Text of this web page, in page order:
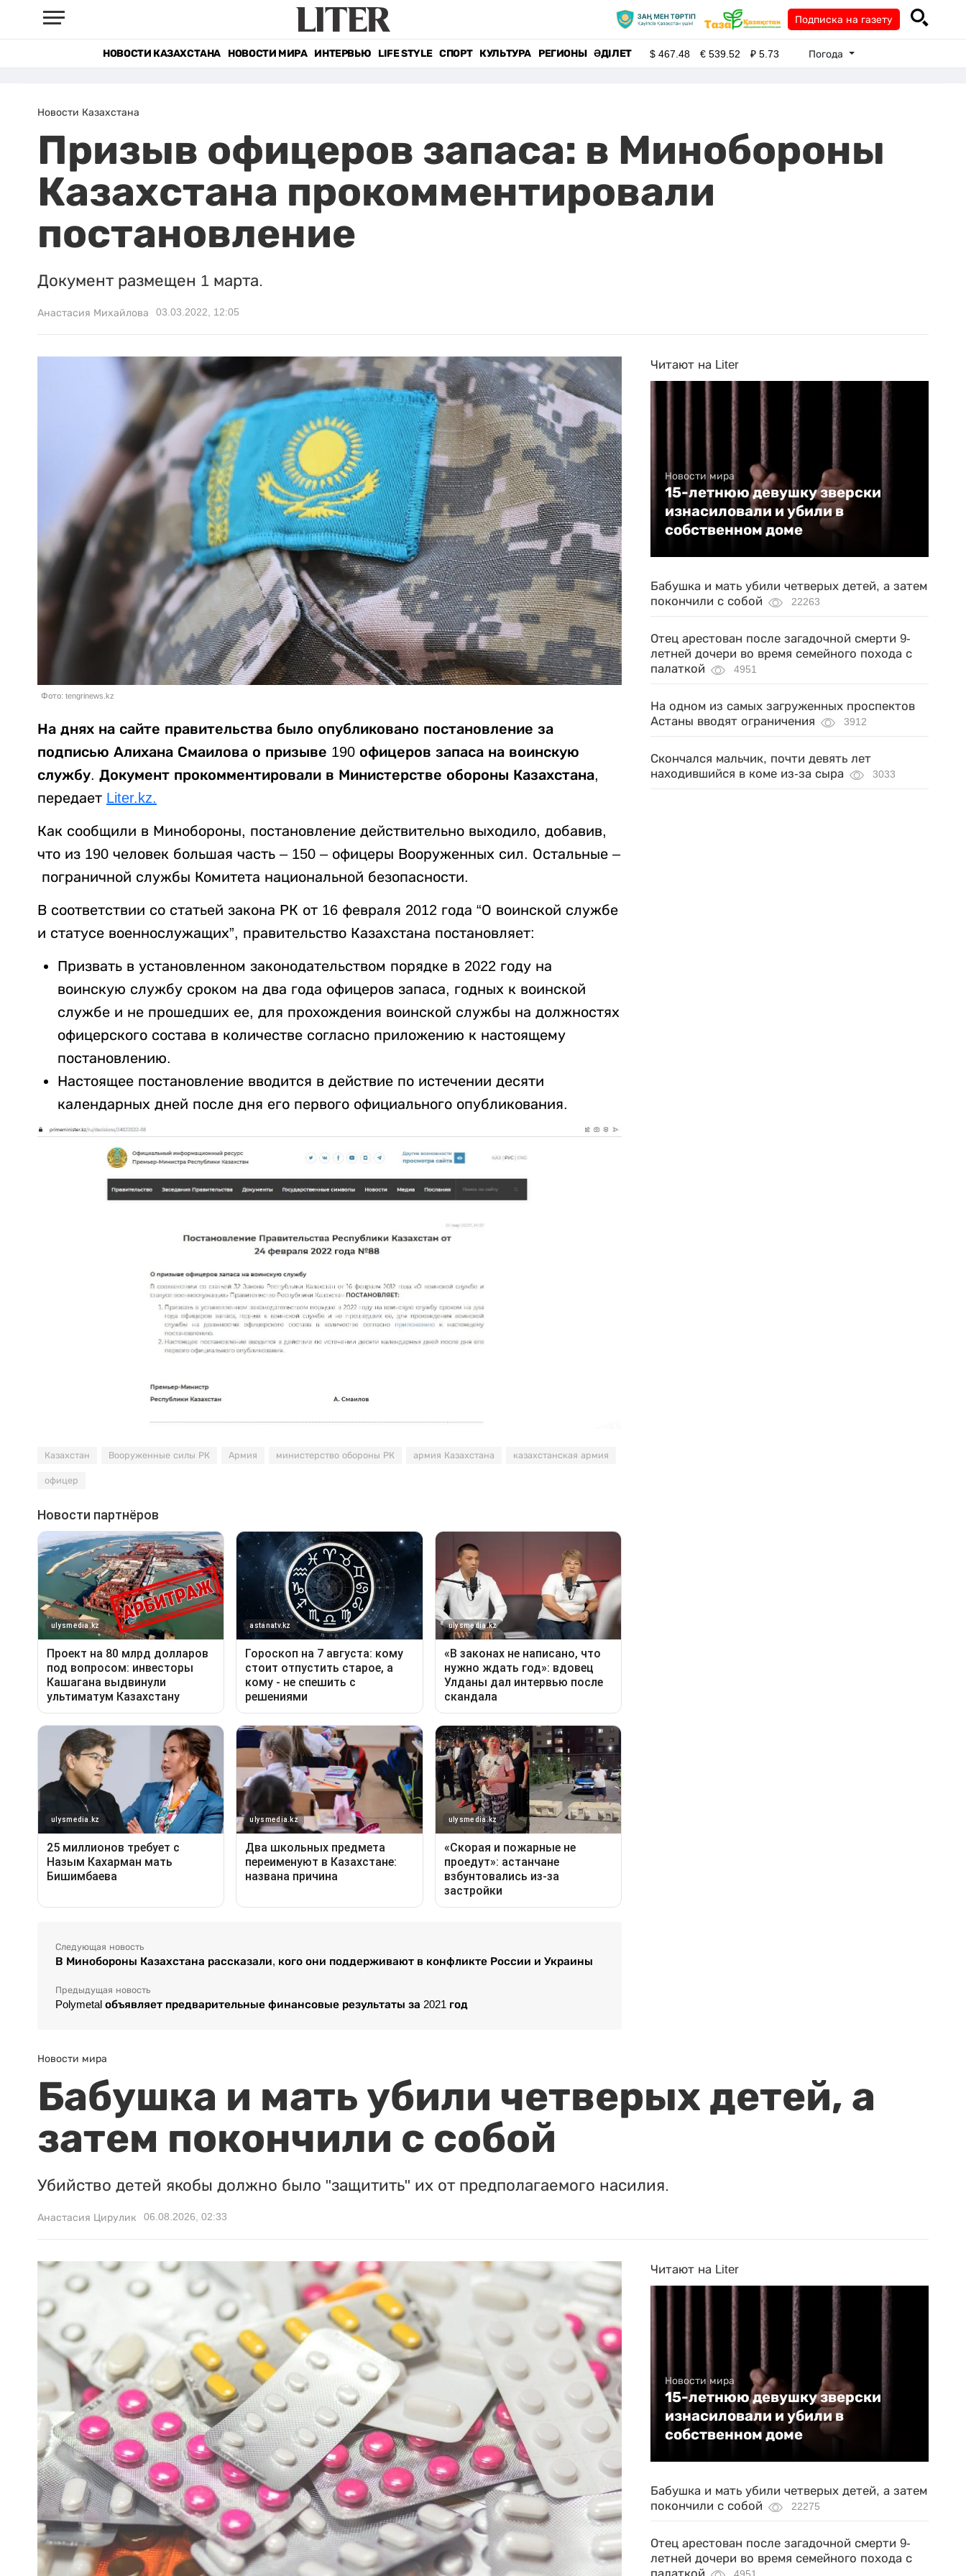
Подписка на газету
НОВОСТИ КАЗАХСТАНА НОВОСТИ МИРА ИНТЕРВЬЮ LIFE STYLE СПОРТ КУЛЬТУРА РЕГИОНЫ ӘДІЛЕТ $467.48 €539.52 ₽5.73 Погода
Новости Казахстана
Призыв офицеров запаса: в Минобороны
Казахстана прокомментировали
постановление
Документ размещен 1 марта.
Анастасия Михайлова 03.03.2022, 12:05
Фото: tengrinews.kz
На днях на сайте правительства было опубликовано постановление за
подписью Алихана Смаилова о призыве 190 офицеров запаса на воинскую
службу. Документ прокомментировали в Министерстве обороны Казахстана,
передает Liter.kz.
Как сообщили в Минобороны, постановление действительно выходило, добавив,
что из 190 человек большая часть – 150 – офицеры Вооруженных сил. Остальные –
пограничной службы Комитета национальной безопасности.
В соответствии со статьей закона РК от 16 февраля 2012 года “О воинской службе
и статусе военнослужащих”, правительство Казахстана постановляет:
Призвать в установленном законодательством порядке в 2022 году на
воинскую службу сроком на два года офицеров запаса, годных к воинской
службе и не прошедших ее, для прохождения воинской службы на должностях
офицерского состава в количестве согласно приложению к настоящему
постановлению.
Настоящее постановление вводится в действие по истечении десяти
календарных дней после дня его первого официального опубликования.
Казахстан Вооруженные силы РК Армия министерство обороны РК армия Казахстана казахстанская армия
офицер
Следующая новость
В Минобороны Казахстана рассказали, кого они поддерживают в конфликте России и Украины
Предыдущая новость
Polymetal объявляет предварительные финансовые результаты за 2021 год
Читают на Liter
Новости мира
15-летнюю девушку зверски
изнасиловали и убили в
собственном доме
Бабушка и мать убили четверых детей, а затем
покончили с собой
22263
Отец арестован после загадочной смерти 9-
летней дочери во время семейного похода с
палаткой
4951
На одном из самых загруженных проспектов
Астаны вводят ограничения
3912
Скончался мальчик, почти девять лет
находившийся в коме из-за сыра
3033
Новости мира
Бабушка и мать убили четверых детей, а
затем покончили с собой
Убийство детей якобы должно было "защитить" их от предполагаемого насилия.
Анастасия Цирулик 06.08.2026, 02:33
Читают на Liter
Новости мира
15-летнюю девушку зверски
изнасиловали и убили в
собственном доме
Бабушка и мать убили четверых детей, а затем
покончили с собой
22275
Отец арестован после загадочной смерти 9-
летней дочери во время семейного похода с